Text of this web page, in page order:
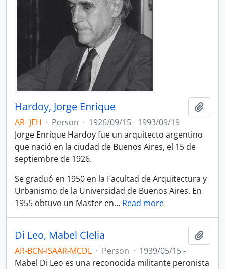
Hardoy, Jorge Enrique
AR- JEH · Person · 1926/09/15 - 1993/09/19
Jorge Enrique Hardoy fue un arquitecto argentino
que nació en la ciudad de Buenos Aires, el 15 de
septiembre de 1926.
Se graduó en 1950 en la Facultad de Arquitectura y
Urbanismo de la Universidad de Buenos Aires. En
1955 obtuvo un Master en… Read more
Di Leo, Mabel Clelia
AR-BCN-ISAAR-MCDL · Person · 1939/05/15 -
Mabel Di Leo es una reconocida militante peronista